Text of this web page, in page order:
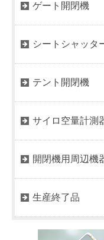
ゲート開閉機
シートシャッタ
テント開閉機
サイロ空量計測
開閉機用周辺機
生産終了品